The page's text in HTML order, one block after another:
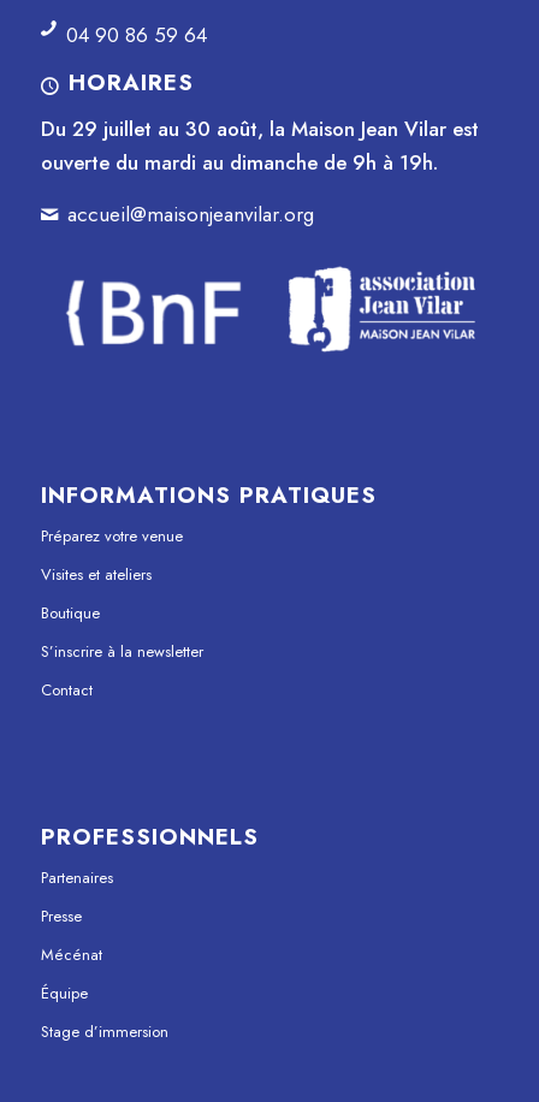
04 90 86 59 64
HORAIRES
Du 29 juillet au 30 août, la Maison Jean Vilar est
ouverte du mardi au dimanche de 9h à 19h.
accueil@maisonjeanvilar.org
INFORMATIONS PRATIQUES
Préparez votre venue
Visites et ateliers
Boutique
S’inscrire à la newsletter
Contact
PROFESSIONNELS
Partenaires
Presse
Mécénat
Équipe
Stage d’immersion